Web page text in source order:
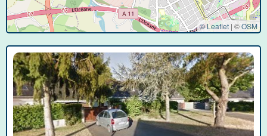
© Leaflet | ©OSM